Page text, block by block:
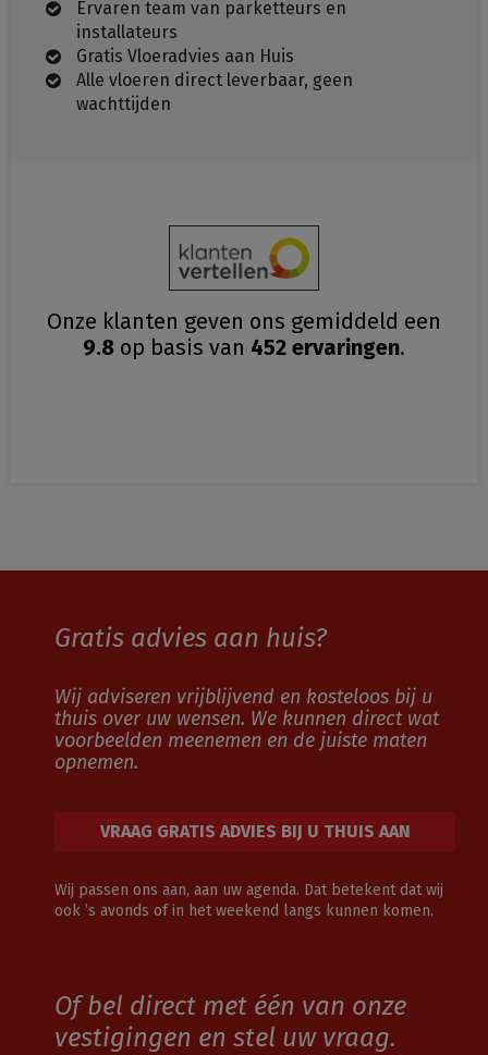
Ervaren team van parketteurs en
installateurs
Gratis Vloeradvies aan Huis
Alle vloeren direct leverbaar, geen
wachttijden
Onze klanten geven ons gemiddeld een
9.8 op basis van 452 ervaringen.
Gratis advies aan huis?
Wij adviseren vrijblijvend en kosteloos bij u
thuis over uw wensen. We kunnen direct wat
voorbeelden meenemen en de juiste maten
opnemen.
VRAAG GRATIS ADVIES BIJ U THUIS AAN
Wij passen ons aan, aan uw agenda. Dat betekent dat wij
ook ’s avonds of in het weekend langs kunnen komen.
Of bel direct met één van onze
vestigingen en stel uw vraag.